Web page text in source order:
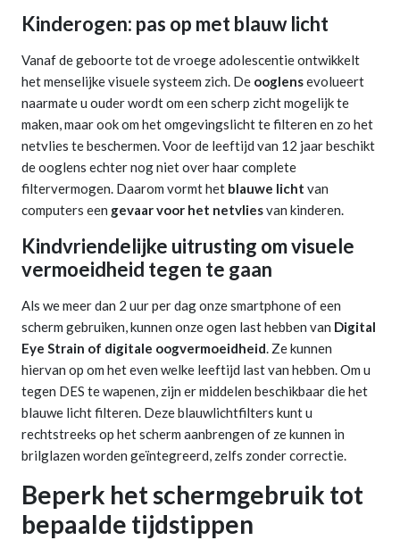
Kinderogen: pas op met blauw licht
Vanaf de geboorte tot de vroege adolescentie ontwikkelt
het menselijke visuele systeem zich. De ooglensevolueert
naarmate u ouder wordt om een scherp zicht mogelijk te
maken, maar ook om het omgevingslicht te filteren en zo het
netvlies te beschermen. Voor de leeftijd van 12 jaar beschikt
de ooglens echter nog niet over haar complete
filtervermogen. Daarom vormt het blauwe licht van
computers een gevaar voor het netvliesvan kinderen.
Kindvriendelijke uitrusting om visuele
vermoeidheid tegen te gaan
Als we meer dan 2 uur per dag onze smartphone of een
scherm gebruiken, kunnen onze ogen last hebben van Digital
Eye Strain of digitale oogvermoeidheid. Ze kunnen
hiervan op om het even welke leeftijd last van hebben. Om u
tegen DES te wapenen, zijn er middelen beschikbaar die het
blauwe licht filteren. Deze blauwlichtfilters kunt u
rechtstreeks op het scherm aanbrengen of ze kunnen in
brilglazen worden geïntegreerd, zelfs zonder correctie.
Beperk het schermgebruik tot
bepaalde tijdstippen